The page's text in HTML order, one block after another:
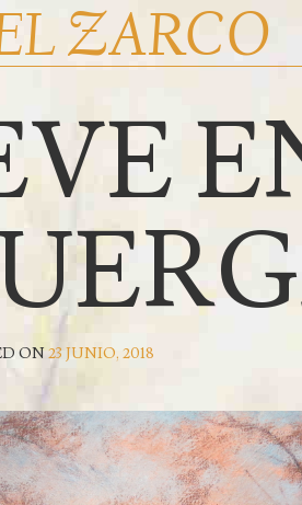
ZARCO
ON23 JUNIO, 2018